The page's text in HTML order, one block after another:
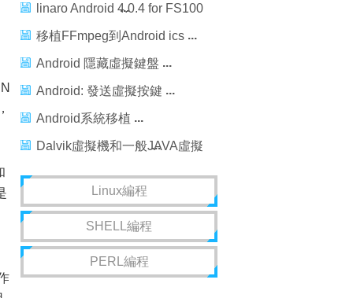
linaro Android 4.0.4 for FS100
- DM9000移植
移植FFmpeg到Android ics
Android 隱藏虛擬鍵盤
Android: 發送虛擬按鍵
Android系統移植
Dalvik虛擬機和一般JAVA虛擬
機（Java VM）不同
Linux編程
SHELL編程
PERL編程